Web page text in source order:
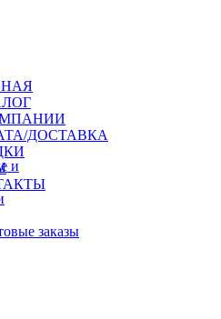
ДОСТАВКА
и
заказы